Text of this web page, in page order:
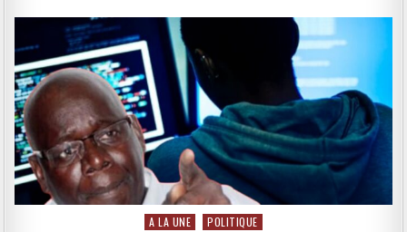
Posted
A LA UNE POLITIQUE